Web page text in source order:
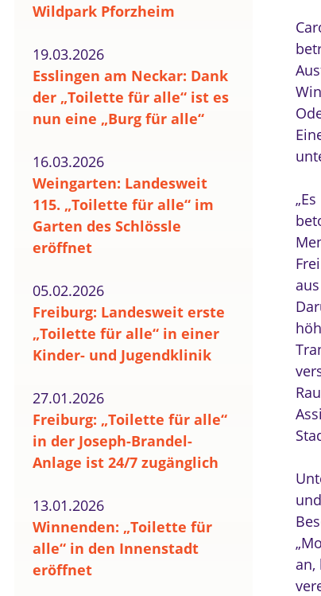
Wildpark Pforzheim
19.03.2026
Esslingen am Neckar: Dank
der „Toilette für alle“ ist es
nun eine „Burg für alle“
16.03.2026
Weingarten: Landesweit
115. „Toilette für alle“ im
Garten des Schlössle
eröffnet
05.02.2026
Freiburg: Landesweit erste
„Toilette für alle“ in einer
Kinder- und Jugendklinik
27.01.2026
Freiburg: „Toilette für alle“
in der Joseph-Brandel-
Anlage ist 24/7 zugänglich
13.01.2026
Winnenden: „Toilette für
alle“ in den Innenstadt
eröffnet
an,